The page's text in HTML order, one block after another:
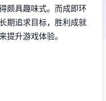
颇具趣味式。而​​成即环
期追求目标，胜利成就
提升游戏体验。